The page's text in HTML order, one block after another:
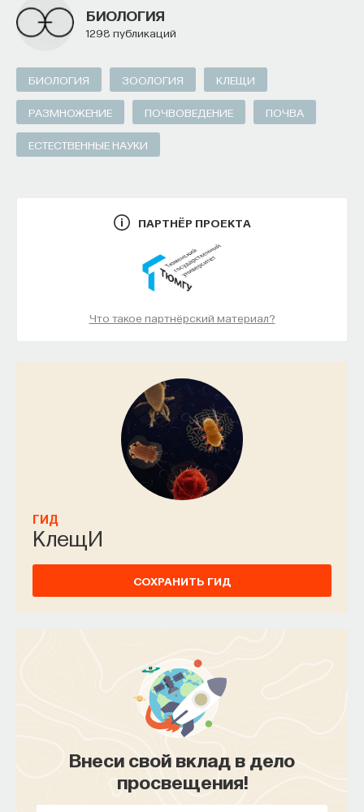
БИОЛОГИЯ
1298 публикаций
БИОЛОГИЯ ЗООЛОГИЯ КЛЕЩИ
РАЗМНОЖЕНИЕ ПОЧВОВЕДЕНИЕ ПОЧВА
ЕСТЕСТВЕННЫЕ НАУКИ
ПАРТНЁР ПРОЕКТА
Что такое партнёрский материал?
ГИД
КлещИ
СОХРАНИТЬ ГИД
Внеси свой вклад в дело
просвещения!